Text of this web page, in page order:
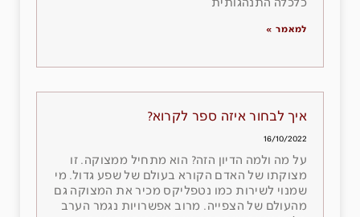
כלכלה התנהגותית
למאמר »
איך לבחור איזה ספר לקרוא?
16/10/2022
על מה ולמה הדיון הזה? הוא מתחיל ממצוקה. זו
מצוקתו של האדם הקורא בעולם של שפע גדול. מי
שמנוי לשירות כמו נטפליקס מכיר את המצוקה גם
מהעולם של הצפייה. מרוב אפשרויות נגמר הערב